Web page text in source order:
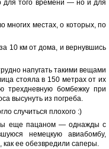
для того времени — но и для
многих местах, о которых, по
10 км от дома, и вернувшись
напугать такими вещами
стояла в 150 метрах от их
трехдневную бомбежку при
высунуть из погреба.
случиться плохого :)
еще пацаном — однажды с
немецкую авиабомбу,
ее обезвредили саперы.